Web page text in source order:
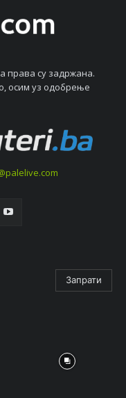
права су задржана.
осим уз одобрeњe
Запрати